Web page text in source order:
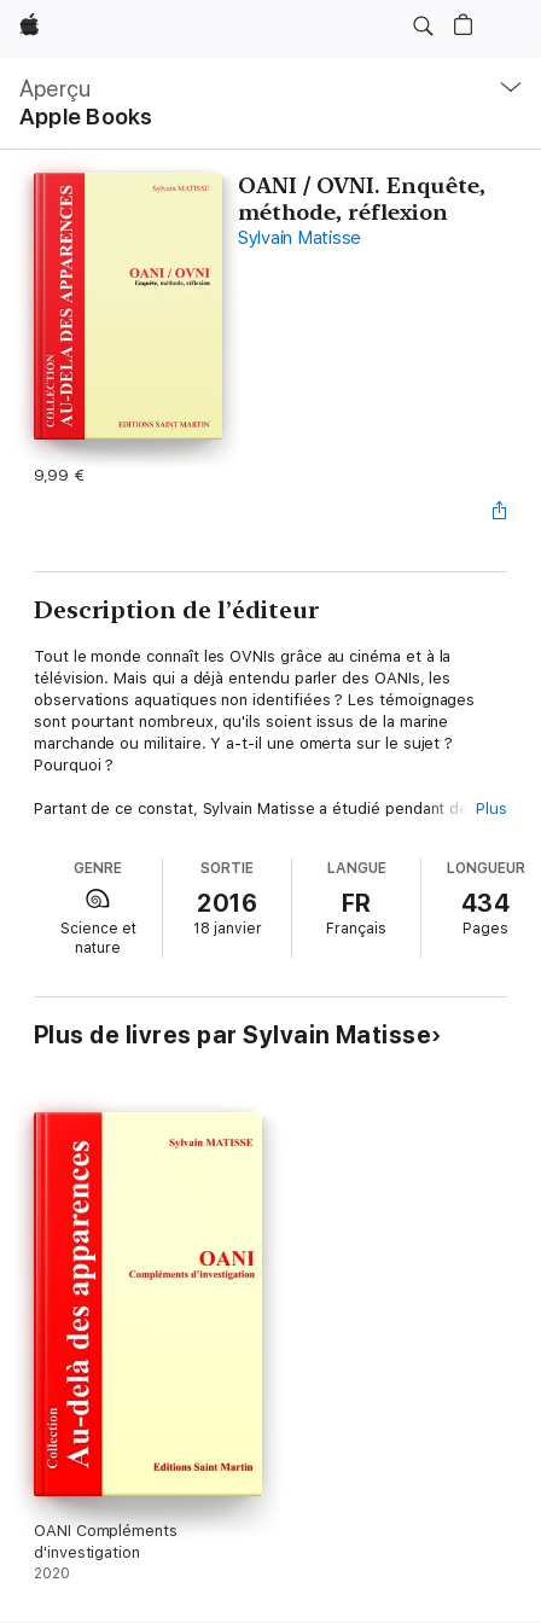
Apple
Aperçu
Apple Books
locale
Ouvrir
menu
OANI / OVNI. Enquête,
méthode, réflexion
Sylvain Matisse
9,99 €
Description de l’éditeur
Tout le monde connaît les OVNIs grâce au cinéma et à la
télévision. Mais qui a déjà entendu parler des OANIs, les
observations aquatiques non identifiées ? Les témoignages
sont pourtant nombreux, qu'ils soient issus de la marine
marchande ou militaire. Y a-t-il une omerta sur le sujet ?
Pourquoi ?
Partant de ce constat, Sylvain Matisse a étudié pendant des
OANIs. C'est ce travail qu'il vous propose aujourd'hui de
découvrir avec cet ouvrage.
Et si la clé de notre univers se trouvait au fond des océans ?
à tous ceux qui s'impliquent dans le phénomène OVNI/OANI.
Un exemple à suivre.
Christian Comtesse président des repas
ufologiques.
un début de réponse à cette question. Même si elle n'y
parvient pas, elle ne pourra que contribuer à notre
connaissance de cette énigme
de la revue ufologique Lumières dans la nuit.
Plus
GENRE
Science et
nature
SORTIE
2016
18 janvier
LANGUE
FR
Français
LONGUEUR
434
Pages
Plus de livres par Sylvain Matisse
OANI Compléments
d'investigation
2020